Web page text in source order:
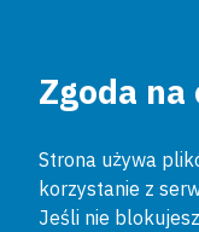
Zgoda
Strona używa
korzystanie z
Jeśli nie